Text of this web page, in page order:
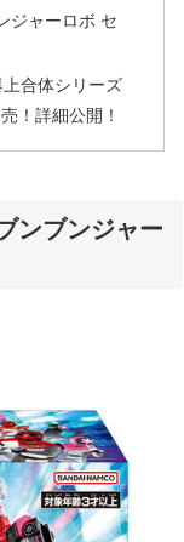
ジャーロボ セ
合体シリーズ
！詳細公開！
ンブンジャー